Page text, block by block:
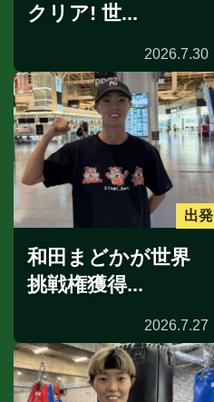
クリア! 世...
2026.7.30
出発
和田まどかが世界
挑戦権獲得...
2026.7.27